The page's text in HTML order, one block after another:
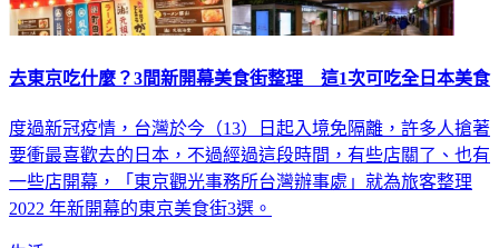
去東京吃什麼？3間新開幕美食街整理 這1次可吃全日本美食
度過新冠疫情，台灣於今（13）日起入境免隔離，許多人搶著
要衝最喜歡去的日本，不過經過這段時間，有些店關了、也有
一些店開幕，「東京觀光事務所台灣辦事處」就為旅客整理
2022 年新開幕的東京美食街3選。